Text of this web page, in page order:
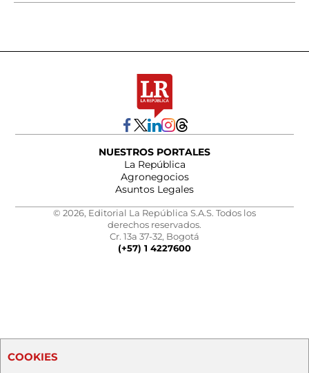
NUESTROS PORTALES
La República
Agronegocios
Asuntos Legales
© 2026, Editorial La República S.A.S. Todos los
derechos reservados.
Cr. 13a 37-32, Bogotá
(+57) 1 4227600
COOKIES